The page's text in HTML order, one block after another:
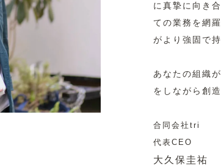
に真摯に向き
ての業務を網
がより強固で
あなたの組織
をしながら創
合同会社tri
代表CEO
⼤久保圭祐